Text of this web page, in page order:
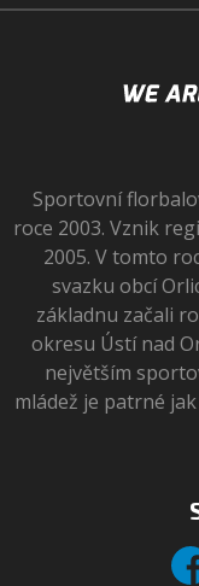
Sportovní
roce 2003. Vznik
2005. V tomto
svazku obcí
základnu začali
okresu Ústí nad
největším
mládež je patrné